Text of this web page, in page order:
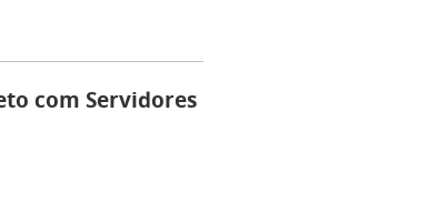
com Servidores